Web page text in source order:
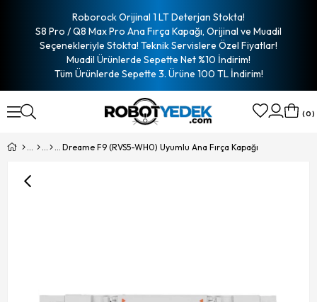
Roborock Orijinal 1 LT Deterjan Stokta!
S8 Pro / Q8 Max Pro Ana Fırça Kapağı, Orijinal ve Muadil
Seçenekleriyle Stokta! Teknik Servislere Özel Fiyatlar!
Muadil Ürünlerde Sepette Net %10 İndirim!
Tüm Ürünlerde Sepette 3. Ürüne 100 TL İndirim!
0
Dreame F9 (RVS5-WH0) Uyumlu Ana Fırça Kapağı